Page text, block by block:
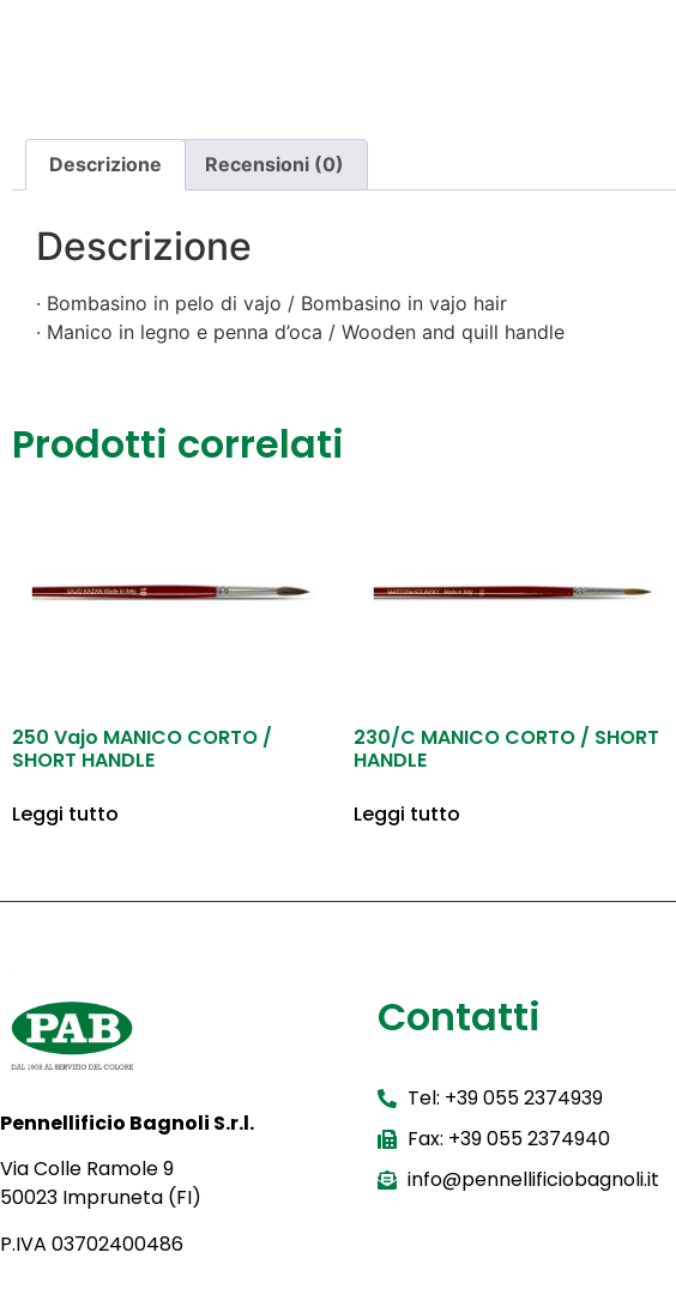
Descrizione Recensioni (0)
Descrizione
· Bombasino in pelo di vajo / Bombasino in vajo hair
· Manico in legno e penna d’oca / Wooden and quill handle
Prodotti correlati
250 Vajo MANICO CORTO /
SHORT HANDLE
Leggi tutto
230/C MANICO CORTO / SHORT
HANDLE
Leggi tutto
Pennellificio Bagnoli S.r.l.
Via Colle Ramole 9
50023 Impruneta (FI)
P.IVA 03702400486
Contatti
Tel: +39 055 2374939
Fax: +39 055 2374940
info@pennellificiobagnoli.it